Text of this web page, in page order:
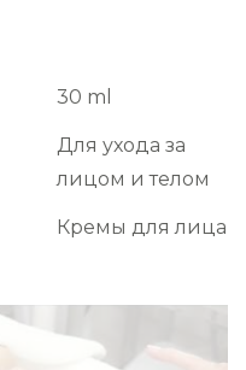
30 ml
Для ухода за
лицом и телом
Кремы для лица